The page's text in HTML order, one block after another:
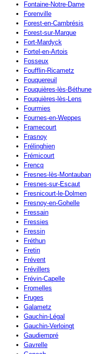
Fontaine-Notre-Dame
Forenville
Forest-en-Cambrésis
Forest-sur-Marque
Fort-Mardyck
Fortel-en-Artois
Fosseux
Foufflin-Ricametz
Fouquereuil
Fouquières-lès-Béthune
Fouquières-lès-Lens
Fourmies
Fournes-en-Weppes
Framecourt
Frasnoy
Frélinghien
Frémicourt
Frencq
Fresnes-lès-Montauban
Fresnes-sur-Escaut
Fresnicourt-le-Dolmen
Fresnoy-en-Gohelle
Fressain
Fressies
Fressin
Fréthun
Fretin
Frévent
Frévillers
Frévin-Capelle
Fromelles
Fruges
Galametz
Gauchin-Légal
Gauchin-Verloingt
Gaudiempré
Gavrelle